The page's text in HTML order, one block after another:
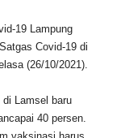
19 Lampung
Covid-19 di
(26/10/2021).
Lamsel baru
40 persen.